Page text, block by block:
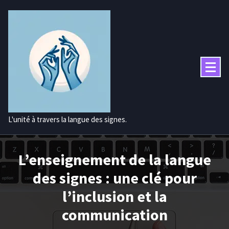
L'unité à travers la langue des signes.
L’enseignement de la langue
des signes : une clé pour
l’inclusion et la
communication